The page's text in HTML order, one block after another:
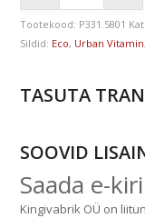
Tootekood: P331.5801
Sildid: Eco, Urban Vitamin
TASUTA
SOOVID
Saada e-kiri
Kingivabrik OÜ on